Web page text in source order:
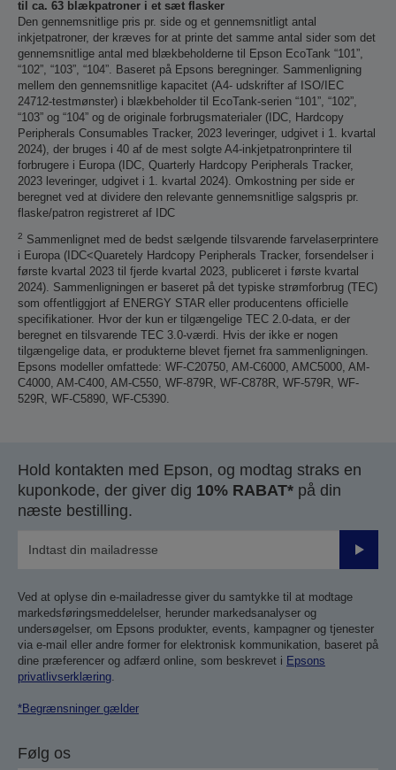
til ca. 63 blækpatroner i et sæt flasker
Den gennemsnitlige pris pr. side og et gennemsnitligt antal
inkjetpatroner, der kræves for at printe det samme antal sider som det
gennemsnitlige antal med blækbeholderne til Epson EcoTank “101”,
“102”, “103”, “104”. Baseret på Epsons beregninger. Sammenligning
mellem den gennemsnitlige kapacitet (A4- udskrifter af ISO/IEC
24712-testmønster) i blækbeholder til EcoTank-serien “101”, “102”,
“103” og “104” og de originale forbrugsmaterialer (IDC, Hardcopy
Peripherals Consumables Tracker, 2023 leveringer, udgivet i 1. kvartal
2024), der bruges i 40 af de mest solgte A4-inkjetpatronprintere til
forbrugere i Europa (IDC, Quarterly Hardcopy Peripherals Tracker,
2023 leveringer, udgivet i 1. kvartal 2024). Omkostning per side er
beregnet ved at dividere den relevante gennemsnitlige salgspris pr.
flaske/patron registreret af IDC
2 Sammenlignet med de bedst sælgende tilsvarende farvelaserprintere
i Europa (IDC<Quaretely Hardcopy Peripherals Tracker, forsendelser i
første kvartal 2023 til fjerde kvartal 2023, publiceret i første kvartal
2024). Sammenligningen er baseret på det typiske strømforbrug (TEC)
som offentliggjort af ENERGY STAR eller producentens officielle
specifikationer. Hvor der kun er tilgængelige TEC 2.0-data, er der
beregnet en tilsvarende TEC 3.0-værdi. Hvis der ikke er nogen
tilgængelige data, er produkterne blevet fjernet fra sammenligningen.
Epsons modeller omfattede: WF-C20750, AM-C6000, AMC5000, AM-
C4000, AM-C400, AM-C550, WF-879R, WF-C878R, WF-579R, WF-
529R, WF-C5890, WF-C5390.
Hold kontakten med Epson, og modtag straks en
kuponkode, der giver dig 10% RABAT* på din
næste bestilling.
Send
Ved at oplyse din e-mailadresse giver du samtykke til at modtage
markedsføringsmeddelelser, herunder markedsanalyser og
undersøgelser, om Epsons produkter, events, kampagner og tjenester
via e-mail eller andre former for elektronisk kommunikation, baseret på
dine præferencer og adfærd online, som beskrevet i Epsons
privatlivserklæring.
*Begrænsninger gælder
Følg os